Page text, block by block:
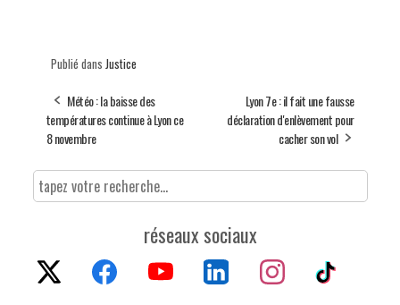
Publié dans Justice
Météo : la baisse des
températures continue à Lyon ce
8 novembre
Lyon 7e : il fait une fausse
déclaration d'enlèvement pour
cacher son vol
réseaux sociaux